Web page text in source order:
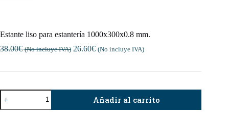
Estante liso para estantería 1000x300x0.8 mm.
38.00€ (No incluye IVA) 26.60€ (No incluye IVA)
Estante
liso
para
Añadir al carrito